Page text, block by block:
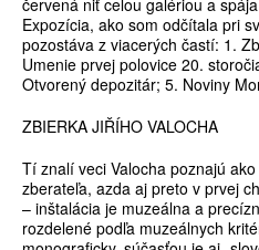
červená niť celou galériou a
Expozícia, ako som odčítala pri
pozostáva z viacerých častí: 1.
Umenie prvej polovice 20.
Otvorený depozitár; 5. Noviny
ZBIERKA JIŘÍHO VALOCHA
Tí znalí veci Valocha poznajú
zberateľa, azda aj preto v prvej
– inštalácia je muzeálna a
rozdelené podľa muzeálnych